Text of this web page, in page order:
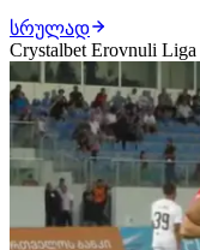
მცველს ახალ
სამედიცინო
მოაწერს. როგორც
წლიან…
სრულად
Crystalbet Erovnuli Liga